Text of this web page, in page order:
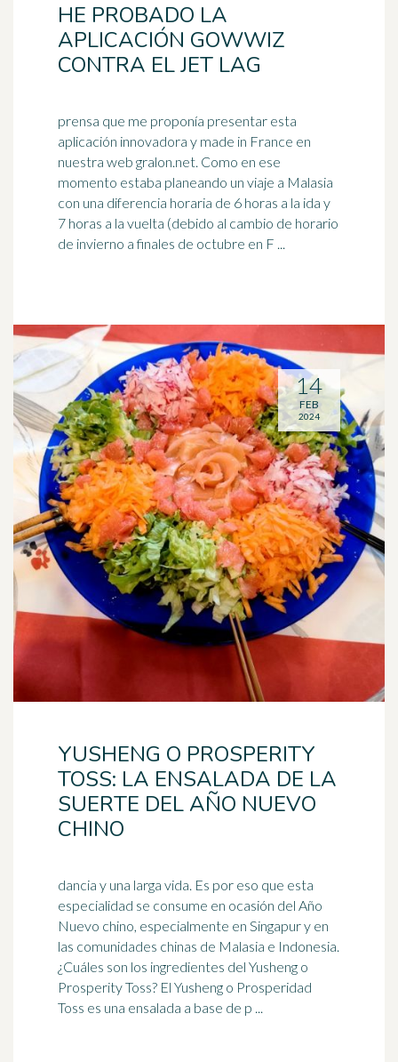
HE PROBADO LA
APLICACIÓN GOWWIZ
CONTRA EL JET LAG
prensa que me proponía presentar esta
aplicación innovadora y made in France en
nuestra web gralon.net. Como en ese
momento estaba planeando un viaje a Malasia
con una diferencia horaria de 6 horas a la ida y
7 horas a la vuelta (debido al cambio de horario
de invierno a finales de octubre en F ...
YUSHENG O PROSPERITY
TOSS: LA ENSALADA DE LA
SUERTE DEL AÑO NUEVO
CHINO
dancia y una larga vida. Es por eso que esta
especialidad se consume en ocasión del Año
Nuevo chino, especialmente en Singapur y en
las comunidades chinas de Malasia e Indonesia.
¿Cuáles son los ingredientes del Yusheng o
Prosperity Toss? El Yusheng o Prosperidad
Toss es una ensalada a base de p ...
14
FEB
2024